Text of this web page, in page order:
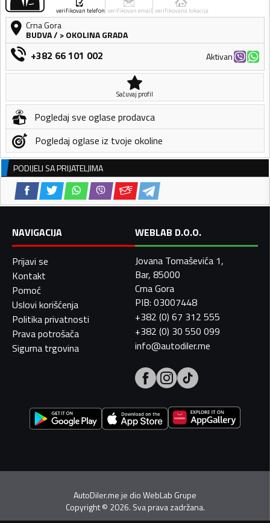
verifikovan telefon verifikovan email verifikovana lokacija
Crna Gora
BUDVA/ > OKOLINA GRADA
+382 66 101 002 Aktivan
Sačuvaj profil
Pogledaj sve oglase prodavca
Pogledaj oglase iz tvoje okoline
PODIJELI SA PRIJATELJIMA
NAVIGACIJA
Prijavi se
Kontakt
Pomoć
Uslovi korišćenja
Politika privatnosti
Prava potrošača
Sigurna trgovina
WEBLAB D.O.O.
Jovana Tomaševića 1,
Bar, 85000
Crna Gora
PIB: 03007448
+382 (0) 67 312 555
+382 (0) 30 550 099
info@autodiler.me
AutoDiler.me je dioWebLab Grupe
Copyright© 2026. Sva prava zadržana.